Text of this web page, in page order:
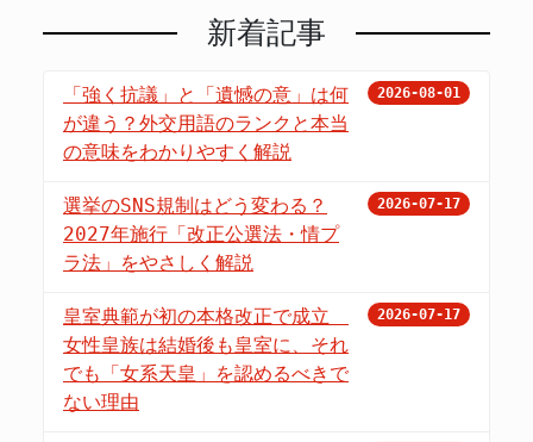
新着記事
「強く抗議」と「遺憾の意」は何
が違う？外交用語のランクと本当
の意味をわかりやすく解説
2026-08-01
選挙のSNS規制はどう変わる？
2027年施行「改正公選法・情プ
ラ法」をやさしく解説
2026-07-17
皇室典範が初の本格改正で成立
女性皇族は結婚後も皇室に、それ
でも「女系天皇」を認めるべきで
ない理由
2026-07-17